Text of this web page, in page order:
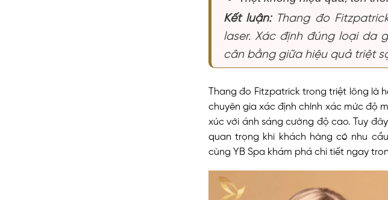
Kết luận:Thang đo
laser. Xác định đúng loại da
cân bằng giữa hiệu quả triệt
Thang đo Fitzpatrick trong triệt lông là
chuyên gia xác định chính xác mức độ
xúc với ánh sáng cường độ cao. Tuy
quan trọng khi khách hàng có nhu
cùng YB Spa khám phá chi tiết ngay